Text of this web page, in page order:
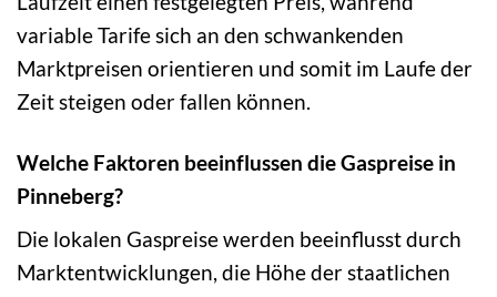
variable Tarife sich an den schwankenden
Marktpreisen orientieren und somit im Laufe der
Zeit steigen oder fallen können.
Welche Faktoren beeinflussen die Gaspreise in
Pinneberg?
Die lokalen Gaspreise werden beeinflusst durch
Marktentwicklungen, die Höhe der staatlichen